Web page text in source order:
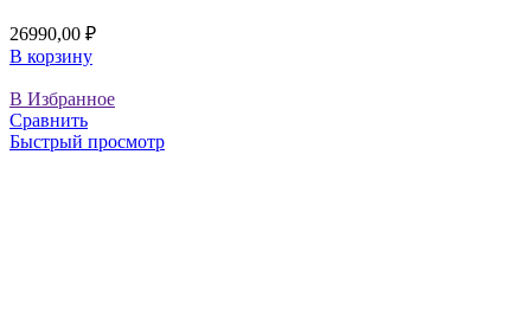
26990,00 ₽
В корзину
В Избранное
Сравнить
Быстрый просмотр